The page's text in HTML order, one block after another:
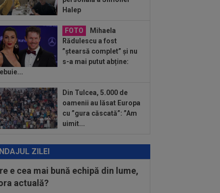
Halep
FOTO
Mihaela
Rădulescu a fost
”ștearsă complet” și nu
s-a mai putut abține:
Din Tulcea, 5.000 de
oamenii au lăsat Europa
cu ”gura căscată”: ”Am
uimit...
ZILEI
e cea mai bună echipă din lume,
actuală?